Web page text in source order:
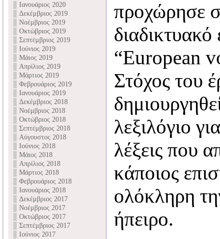
Ιανουάριος 2020
Δεκέμβριος 2019
Νοέμβριος 2019
Οκτώβριος 2019
Σεπτέμβριος 2019
Ιούνιος 2019
Μάιος 2019
Απρίλιος 2019
Μάρτιος 2019
Φεβρουάριος 2019
Ιανουάριος 2019
Δεκέμβριος 2018
Νοέμβριος 2018
Οκτώβριος 2018
Σεπτέμβριος 2018
Αύγουστος 2018
Ιούνιος 2018
Μάιος 2018
Απρίλιος 2018
Μάρτιος 2018
Φεβρουάριος 2018
Ιανουάριος 2018
Δεκέμβριος 2017
Νοέμβριος 2017
Οκτώβριος 2017
Σεπτέμβριος 2017
Ιούνιος 2017
προχώρησε
“European
Στόχος του
λεξιλόγιο
λέξεις που
κάποιος
ολόκληρη
ήπειρο.